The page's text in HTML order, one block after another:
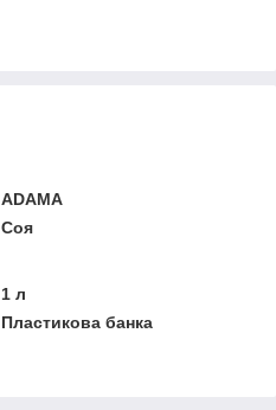
ADAMA
Соя
1 л
Пластикова банка